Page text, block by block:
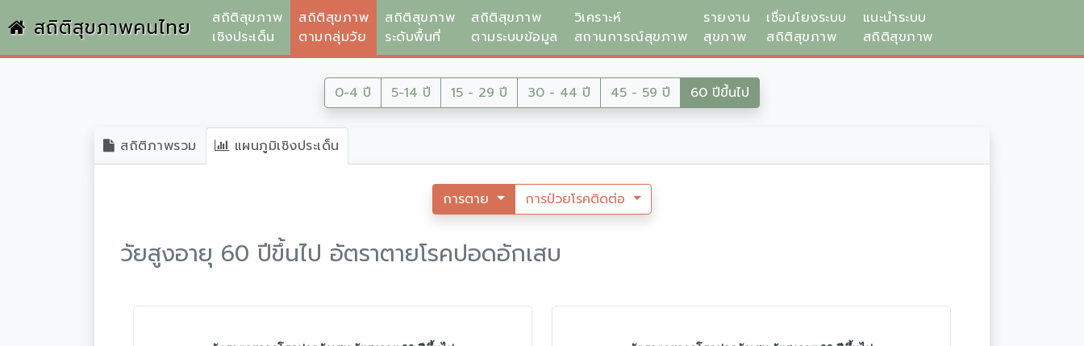
สถิติสุขภาพคนไทย
สถิติสุขภาพ
เชิงประเด็น
สถิติสุขภาพ
ตามกลุ่มวัย
สถิติสุขภาพ
ระดับพื้นที่
สถิติสุขภาพ
ตามระบบข้อมูล
วิเคราะห์
สถานการณ์สุขภาพ
รายงาน
สุขภาพ
เชื่อมโยงระบบ
สถิติสุขภาพ
แนะนำระบบ
สถิติสุขภาพ
0-4 ปี 5-14 ปี 15 - 29 ปี 30 - 44 ปี 45 - 59 ปี 60 ปีขึ้นไป
สถิติภาพรวม แผนภูมิเชิงประเด็น
การตาย การป่วยโรคติดต่อ
วัยสูงอายุ 60 ปีขึ้นไป อัตราตายโรคปอดอักเสบ